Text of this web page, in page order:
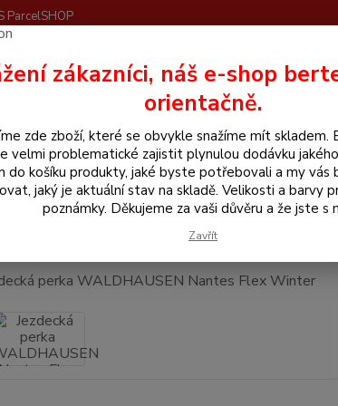
ParcelSHOP
Hledat
pro jezdce Jezdecké boty Perka Jezdecká perka
perka
zákazníci, náš e-shop
orientačně.
zde zboží, které se obvykle snažíme mít skladem.
velmi problematické zajistit plynulou dodávku
do košíku produkty, jaké byste potřebovali a my vás
jaký je aktuální stav na skladě. Velikosti a barvy
poznámky. Děkujeme za vaši důvěru a že jste s
Zavřít